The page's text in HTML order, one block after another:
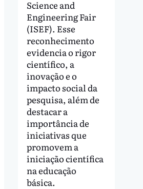
Science and
Engineering Fair
(ISEF). Esse
reconhecimento
evidencia o rigor
científico, a
inovação e o
impacto social da
pesquisa, além de
destacar a
importância de
iniciativas que
promovem a
iniciação científica
na educação
básica.